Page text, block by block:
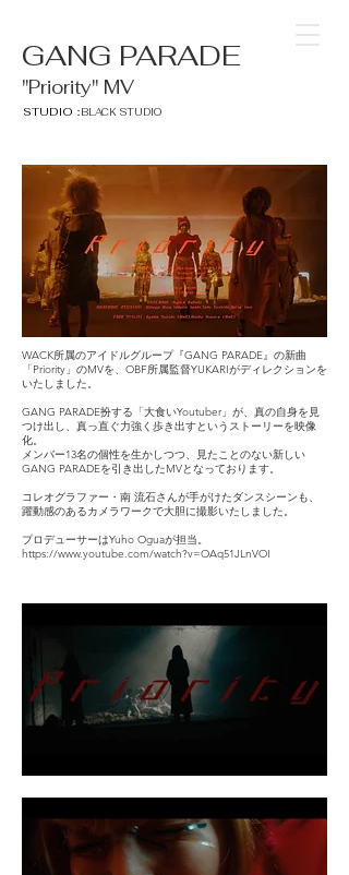
GANG PARADE
"Priority" MV
STUDIO：BLACK STUDIO
WACK所属のアイドルグループ『GANG PARADE』の新曲
「Priority」のMVを、OBF所属監督YUKARIがディレクションを
いたしました。
GANG PARADE扮する「大食いYoutuber」が、真の自身を見
つけ出し、真っ直ぐ力強く歩き出すというストーリーを映像
化。
メンバー13名の個性を生かしつつ、見たことのない新しい
GANG PARADEを引き出したMVとなっております。
コレオグラファー・南 流石さんが手がけたダンスシーンも、
躍動感のあるカメラワークで大胆に撮影いたしました。
プロデューサーはYuho Oguaが担当。
https://www.youtube.com/watch?v=OAq51JLnVOI